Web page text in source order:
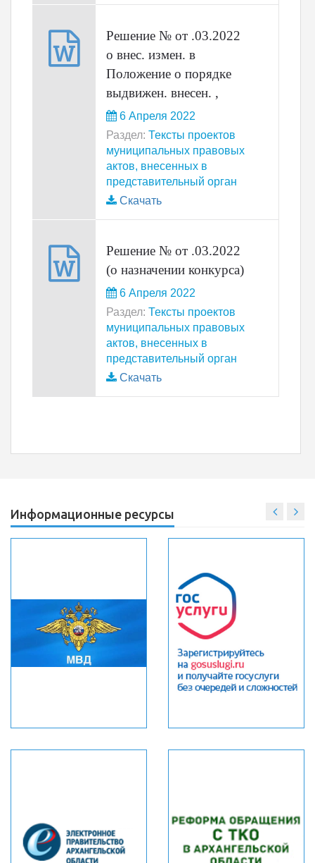
Решение № от .03.2022
о внес. измен. в
Положение о порядке
выдвижен. внесен. ,
6 Апреля 2022
Раздел: Тексты проектов
муниципальных правовых
актов, внесенных в
представительный орган
Скачать
Решение № от .03.2022
(о назначении конкурса)
6 Апреля 2022
Раздел: Тексты проектов
муниципальных правовых
актов, внесенных в
представительный орган
Скачать
Информационные ресурсы